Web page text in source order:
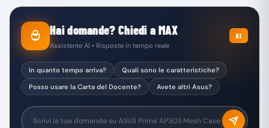
Hai domande? Chiedi a MAX
Assistente AI • Risposte in tempo reale
AI
In quanto tempo arriva?
Quali sono le caratteristiche?
Posso usare la Carta del Docente?
Avete altri Asus?